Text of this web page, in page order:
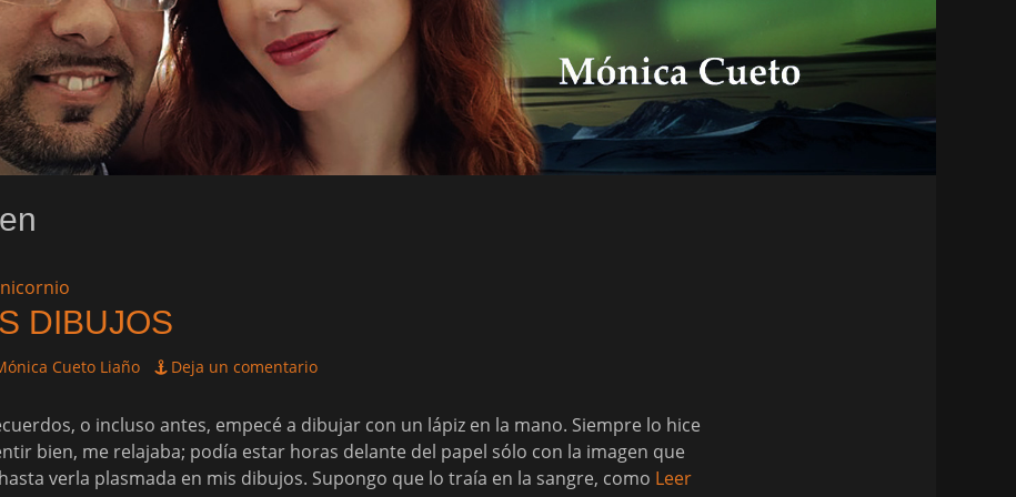
DIBUJOS
Cueto Liaño Deja un comentario
o incluso antes, empecé a dibujar con un lápiz en la mano. Siempre lo hice
bien, me relajaba; podía estar horas delante del papel sólo con la imagen que
verla plasmada en mis dibujos. Supongo que lo traía en la sangre, como Leer